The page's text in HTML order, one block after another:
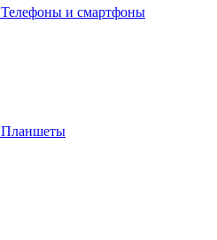
Телефоны и смартфоны
Планшеты